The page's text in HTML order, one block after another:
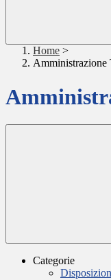
Home >
Amministrazione
Categorie